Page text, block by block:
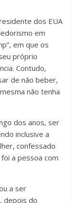
dos EUA
em
em que os
próprio
Contudo,
de não beber,
não tenha
dos anos, ser
inclusive a
confessado
a pessoa com
a ser
depois do